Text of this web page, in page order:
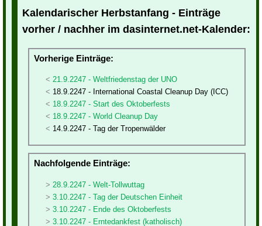
Kalendarischer Herbstanfang - Einträge
vorher / nachher im dasinternet.net-Kalender:
Vorherige Einträge:
21.9.2247 - Weltfriedenstag der UNO
18.9.2247 - International Coastal Cleanup Day (ICC)
18.9.2247 - Start des Oktoberfests
18.9.2247 - World Cleanup Day
14.9.2247 - Tag der Tropenwälder
Nachfolgende Einträge:
28.9.2247 - Welt-Tollwuttag
3.10.2247 - Tag der Deutschen Einheit
3.10.2247 - Ende des Oktoberfests
3.10.2247 - Erntedankfest (katholisch)